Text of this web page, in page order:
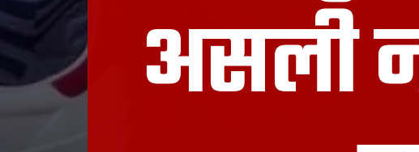
असली